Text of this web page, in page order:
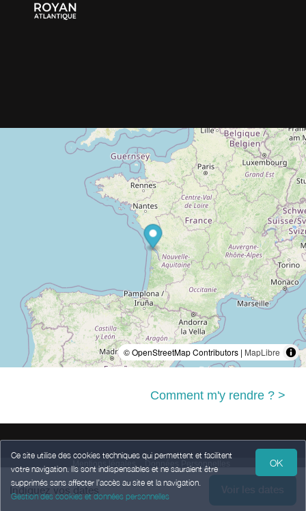
Ce site utilise des cookies techniques qui permettent et facilitent
votre navigation. Ils sont indispensables et ne sauraient être
supprimés sans affecter l’accès au site et la navigation.
Gestion des cookies et données personnelles
OK
© OpenStreetMap Contributors | MapLibre
Comment m'y rendre ? >
Mentions légales
Données Personnelles
Conditions Générales de Vente
Propulsé par
,services destinésaux hébergeurs et prestataires
touristiques,en partenariat avecOffice de Tourisme Communautaire Royan
Indiquez vos dates